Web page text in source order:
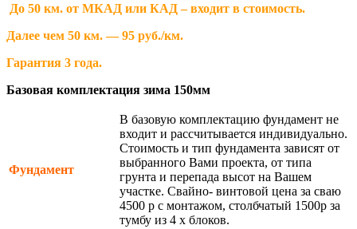
До 50 км. от МКАД или КАД – входит в стоимость.
Далее чем 50 км. — 95 руб./км.
Гарантия 3 года.
Базовая комплектация зима 150мм
Фундамент
В базовую комплектацию фундамент не
входит и рассчитывается индивидуально.
Стоимость и тип фундамента зависят от
выбранного Вами проекта, от типа
грунта и перепада высот на Вашем
участке. Свайно- винтовой цена за сваю
4500 р с монтажом, столбчатый 1500р за
тумбу из 4 х блоков.